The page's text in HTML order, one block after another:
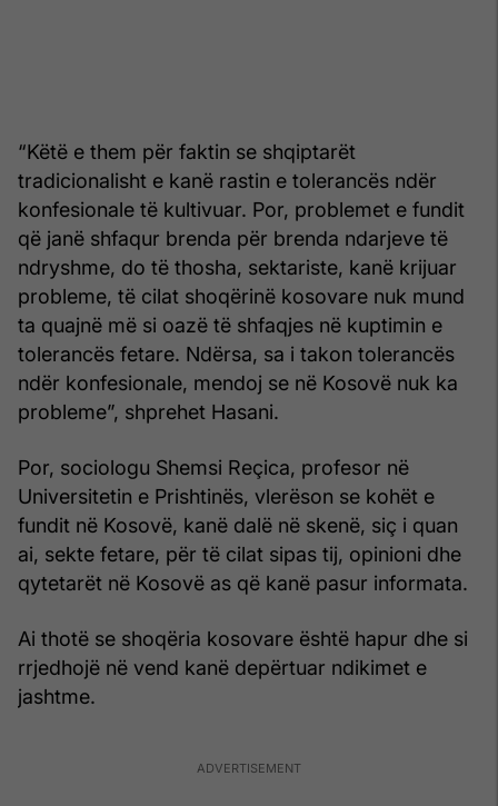
“Këtë e them për faktin se shqiptarët
tradicionalisht e kanë rastin e tolerancës ndër
konfesionale të kultivuar. Por, problemet e fundit
që janë shfaqur brenda për brenda ndarjeve të
ndryshme, do të thosha, sektariste, kanë krijuar
probleme, të cilat shoqërinë kosovare nuk mund
ta quajnë më si oazë të shfaqjes në kuptimin e
tolerancës fetare. Ndërsa, sa i takon tolerancës
ndër konfesionale, mendoj se në Kosovë nuk ka
probleme”, shprehet Hasani.
Por, sociologu Shemsi Reçica, profesor në
Universitetin e Prishtinës, vlerëson se kohët e
fundit në Kosovë, kanë dalë në skenë, siç i quan
ai, sekte fetare, për të cilat sipas tij, opinioni dhe
qytetarët në Kosovë as që kanë pasur informata.
Ai thotë se shoqëria kosovare është hapur dhe si
rrjedhojë në vend kanë depërtuar ndikimet e
jashtme.